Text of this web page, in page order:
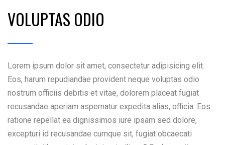
VOLUPTAS ODIO
Lorem ipsum dolor sit amet, consectetur adipisicing elit.
Eos, harum repudiandae provident neque voluptas odio
nostrum officiis debitis et vitae, dolorem placeat fugiat
recusandae aperiam aspernatur expedita alias, officia. Eos
ratione repellat ea dignissimos iure ipsam sed dolore,
excepturi id recusandae cumque sit, fugiat obcaecati